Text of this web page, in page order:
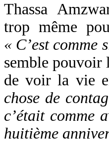
Thassa
trop même
« C’est comme
semble pouvoir
de voir la vie
chose de
c’était comme
huitième